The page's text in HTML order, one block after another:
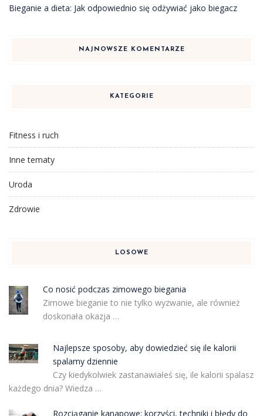
Bieganie a dieta: Jak odpowiednio się odżywiać jako biegacz
NAJNOWSZE KOMENTARZE
KATEGORIE
Fitness i ruch
Inne tematy
Uroda
Zdrowie
LOSOWE
Co nosić podczas zimowego biegania
Zimowe bieganie to nie tylko wyzwanie, ale również
doskonała okazja …
Najlepsze sposoby, aby dowiedzieć się ile kalorii
spalamy dziennie
Czy kiedykolwiek zastanawiałeś się, ile kalorii spalasz
każdego dnia? Wiedza …
Rozciąganie kanapowe: korzyści, techniki i błędy do